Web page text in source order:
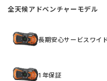
全天候アドベンチャーモデル
長期安心サービスワイ
1年保証